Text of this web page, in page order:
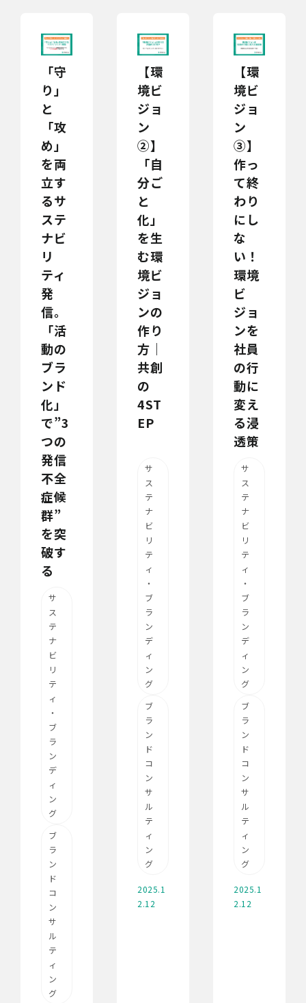
「守
り」
と
「攻
め」
を両
立す
るサ
ステ
ナビ
リ
ティ
発
信。
「活
動の
ブラ
ンド
化」
で”3
つの
発信
不全
症候
群”
を突
破す
る
サ
ス
テ
ナ
ビ
リ
テ
ィ
・
ブ
ラ
ン
デ
ィ
ン
グ
ブ
ラ
ン
ド
コ
ン
サ
ル
テ
ィ
ン
グ
【環
境ビ
ジョ
ン
②】
「自
分ご
と
化」
を生
む環
境ビ
ジョ
ンの
作り
方｜
共創
の
4ST
EP
サ
ス
テ
ナ
ビ
リ
テ
ィ
・
ブ
ラ
ン
デ
ィ
ン
グ
ブ
ラ
ン
ド
コ
ン
サ
ル
テ
ィ
ン
グ
2025.1
2.12
【環
境ビ
ジョ
ン
③】
作っ
て終
わり
にし
な
い！
環境
ビ
ジョ
ンを
社員
の行
動に
変え
る浸
透策
サ
ス
テ
ナ
ビ
リ
テ
ィ
・
ブ
ラ
ン
デ
ィ
ン
グ
ブ
ラ
ン
ド
コ
ン
サ
ル
テ
ィ
ン
グ
2025.1
2.12